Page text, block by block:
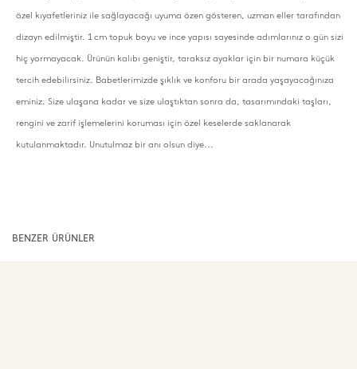
özel kıyafetleriniz ile sağlayacağı uyuma özen gösteren, uzman eller tarafından
dizayn edilmiştir. 1 cm topuk boyu ve ince yapısı sayesinde adımlarınız o gün sizi
hiç yormayacak. Ürünün kalıbı geniştir, taraksız ayaklar için bir numara küçük
tercih edebilirsiniz. Babetlerimizde şıklık ve konforu bir arada yaşayacağınıza
eminiz. Size ulaşana kadar ve size ulaştıktan sonra da, tasarımındaki taşları,
rengini ve zarif işlemelerini koruması için özel keselerde saklanarak
kutulanmaktadır. Unutulmaz bir anı olsun diye...
BENZER ÜRÜNLER